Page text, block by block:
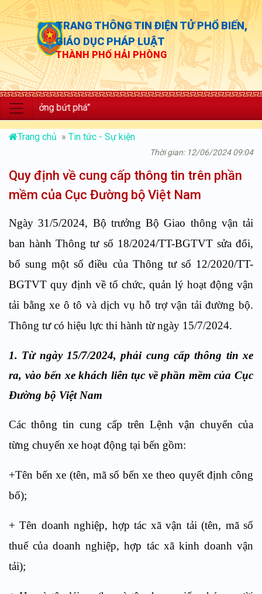
TRANG THÔNG TIN ĐIỆN TỬ PHỔ BIẾN,
GIÁO DỤC PHÁP LUẬT
THÀNH PHỐ HẢI PHÒNG
bứt phá”
Trang chủ » Tin tức - Sự kiện
Thời gian: 12/06/2024 09:04
Quy định về cung cấp thông tin trên phần
mềm của Cục Đường bộ Việt Nam
Ngày 31/5/2024, Bộ trưởng Bộ Giao thông vận tải
ban hành Thông tư số 18/2024/TT-BGTVT sửa đổi,
bổ sung một số điều của Thông tư số 12/2020/TT-
BGTVT quy định về tổ chức, quản lý hoạt động vận
tải bằng xe ô tô và dịch vụ hỗ trợ vận tải đường bộ.
Thông tư có hiệu lực thi hành từ ngày 15/7/2024.
1. Từ ngày 15/7/2024, phải cung cấp thông tin xe
ra, vào bến xe khách liên tục về phần mềm của Cục
Đường bộ Việt Nam
Các thông tin cung cấp trên Lệnh vận chuyển của
từng chuyến xe hoạt động tại bến gồm:
+Tên bến xe (tên, mã số bến xe theo quyết định công
bố);
+ Tên doanh nghiệp, hợp tác xã vận tải (tên, mã số
thuế của doanh nghiệp, hợp tác xã kinh doanh vận
tải);